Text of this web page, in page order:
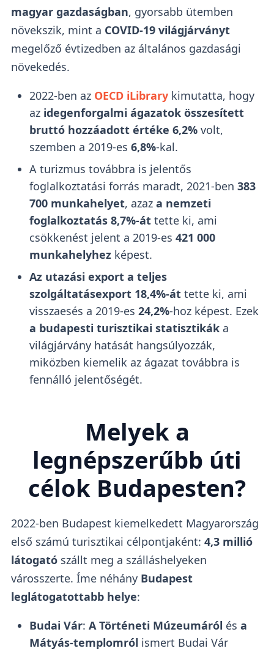
magyar gazdaságban, gyorsabb ütemben
növekszik, mint a COVID-19 világjárványt
megelőző évtizedben az általános gazdasági
növekedés.
2022-ben az OECD iLibrarykimutatta, hogy
az idegenforgalmi ágazatok összesített
bruttó hozzáadott értéke 6,2%volt,
szemben a 2019-es 6,8%-kal.
A turizmus továbbra is jelentős
foglalkoztatási forrás maradt, 2021-ben 383
700 munkahelyet, azaz a nemzeti
foglalkoztatás 8,7%-áttette ki, ami
csökkenést jelent a 2019-es 421 000
munkahelyhezképest.
Az utazási export a teljes
szolgáltatásexport 18,4%-áttette ki, ami
visszaesés a 2019-es 24,2%-hoz képest. Ezek
a budapesti turisztikai statisztikáka
világjárvány hatását hangsúlyozzák,
miközben kiemelik az ágazat továbbra is
fennálló jelentőségét.
Melyek a
legnépszerűbb úti
célok Budapesten?
2022-ben Budapest kiemelkedett Magyarország
első számú turisztikai célpontjaként: 4,3 millió
látogatószállt meg a szálláshelyeken
városszerte. Íme néhány Budapest
leglátogatottabb helye:
Budai Vár: A Történeti Múzeumáról és a
Mátyás-templomról ismert Budai Vár